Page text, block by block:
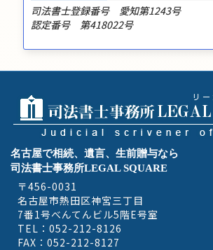
司法書士登録番号 愛知第1243号
認定番号 第418022号
名古屋で相続、遺言、生前贈与なら
司法書士事務所LEGAL SQUARE
〒456-0031
名古屋市熱田区神宮三丁目
7番1号べんてんビル5階E号室
TEL：052-212-8126
FAX：052-212-8127